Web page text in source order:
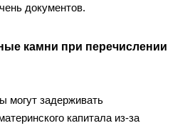
документов.
камни при перечислении
могут задерживать
капитала из-за